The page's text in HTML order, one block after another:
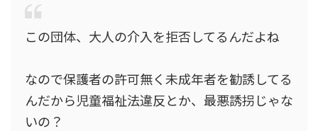
この団体、大人の介入を拒否してるんだよね
なので保護者の許可無く未成年者を勧誘してる
んだから児童福祉法違反とか、最悪誘拐じゃな
いの？